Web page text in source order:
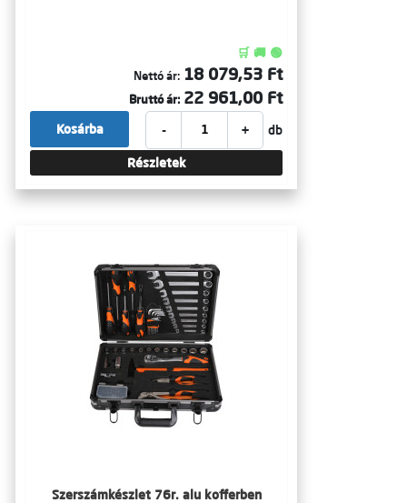
🛒 🚚 🟢
Nettó ár: 18 079,53 Ft
Bruttó ár: 22 961,00 Ft
- + db
Kosárba
Részletek
Szerszámkészlet 76r. alu kofferben